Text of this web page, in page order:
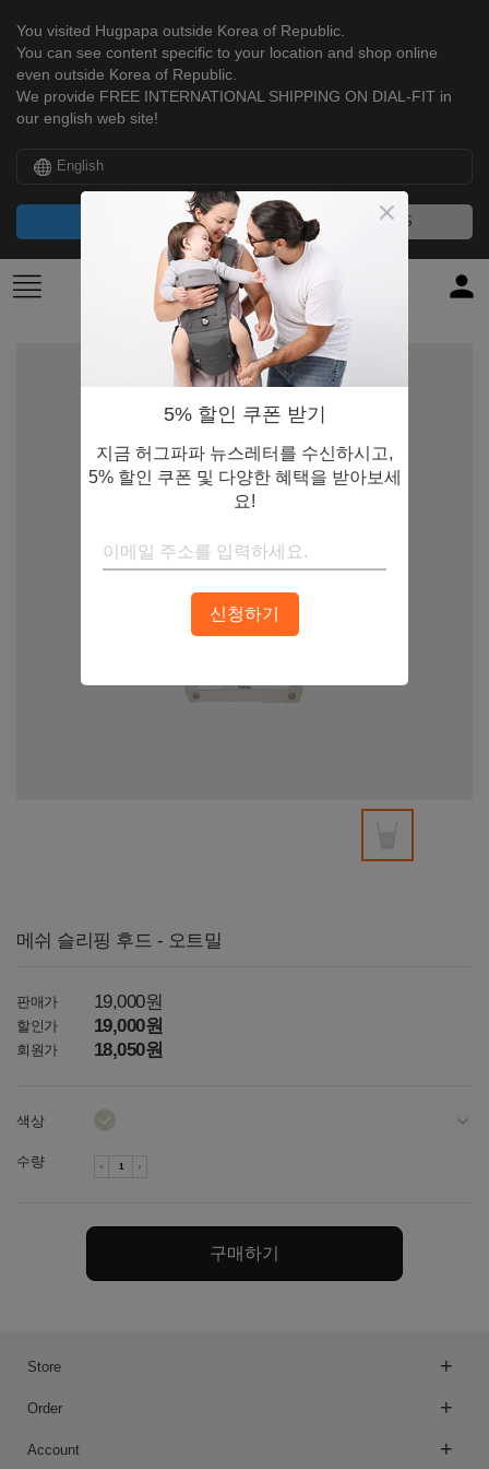
You visited Hugpapa outside Korea of Republic.
You can see content specific to your location and shop online
even outside Korea of Republic.
We provide FREE INTERNATIONAL SHIPPING ON DIAL-FIT in
our english web site!
English
NO, THANKS
메쉬 슬리핑 후드 - 오트밀
판매가 19,000원
할인가 19,000원
회원가 18,050원
색상
토프
수량
구매하기
Store
Order
Account
5% 할인 쿠폰 받기
지금 허그파파 뉴스레터를 수신하시고,
5% 할인 쿠폰 및 다양한 혜택을 받아보세
요!
신청하기